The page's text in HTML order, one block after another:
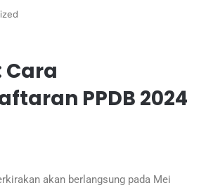
Cara
PPDB 2024
akan berlangsung pada Mei